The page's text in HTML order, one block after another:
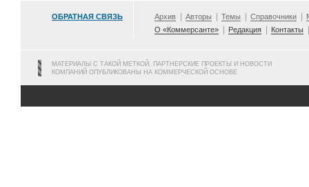
ОБРАТНАЯ СВЯЗЬ Архив Авторы Темы Справочники
О «Коммерсанте»
Редакция Контакты
МАТЕРИАЛЫ С ТАКОЙ МЕТКОЙ, ПАРТНЕРСКИЕ ПРОЕКТЫ И НОВОСТИ
КОМПАНИЙ ОПУБЛИКОВАНЫ НА КОММЕРЧЕСКОЙ ОСНОВЕ